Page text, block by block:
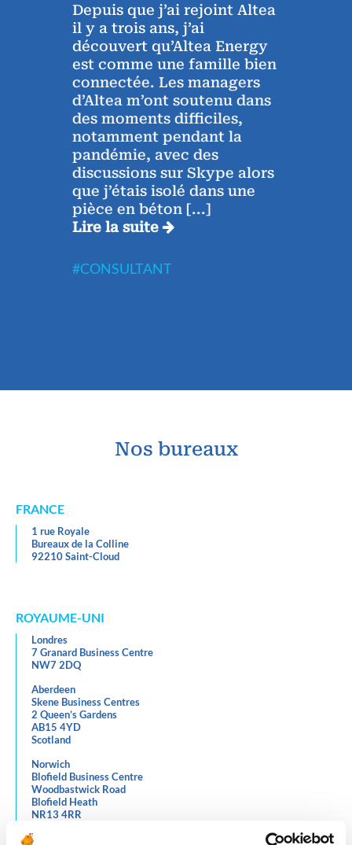
Depuis que j’ai rejoint Altea
il y a trois ans, j’ai
découvert qu’Altea Energy
est comme une famille bien
connectée. Les managers
d’Altea m’ont soutenu dans
des moments difficiles,
notamment pendant la
pandémie, avec des
discussions sur Skype alors
que j’étais isolé dans une
pièce en béton[...]
Lire la suite
#CONSULTANT
Nos bureaux
FRANCE
1 rue Royale
Bureaux de la Colline
92210 Saint-Cloud
ROYAUME-UNI
Londres
7 Granard Business Centre
NW7 2DQ
Aberdeen
Skene Business Centres
2 Queen’s Gardens
AB15 4YD
Scotland
Norwich
Blofield Business Centre
Woodbastwick Road
Blofield Heath
NR13 4RR